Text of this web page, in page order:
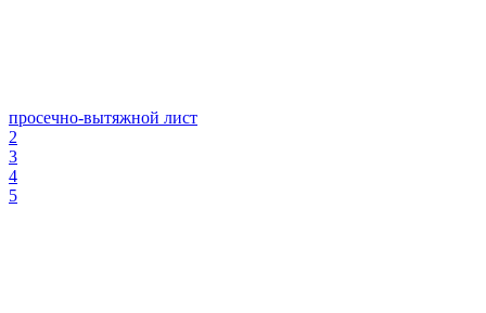
просечно-вытяжной лист
2
3
4
5